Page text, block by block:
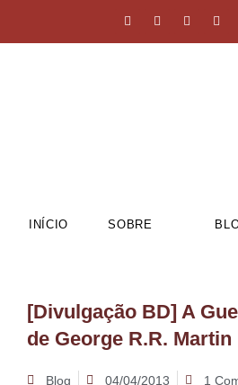
INÍCIO SOBRE
[Divulgação BD] A
de George R.R. Martin
Blog 04/04/2013 1